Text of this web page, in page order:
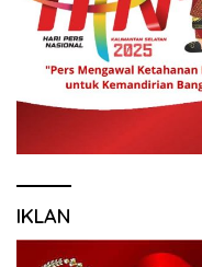
IKLAN